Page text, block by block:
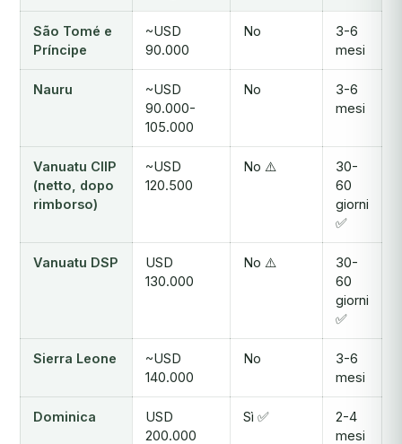
São Tomé e
Príncipe
~USD
90.000
No
3-6
mesi
Nauru
~USD
90.000-
105.000
No
3-6
mesi
Vanuatu CIIP
(netto, dopo
rimborso)
~USD
120.500
No ⚠️
30-
60
giorni
✅
Vanuatu DSP
USD
130.000
No ⚠️
30-
60
giorni
✅
Sierra Leone
~USD
140.000
No
3-6
mesi
Dominica
USD
200.000
Sì ✅
2-4
mesi